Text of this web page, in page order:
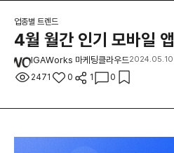
업종별 트렌드
4월 월간 인기 모바일
IGAWorks 마케팅클라우드
2471 0 1 0